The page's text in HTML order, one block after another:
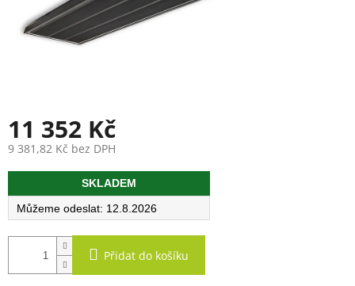
11 352 Kč
9 381,82 Kč bez DPH
Měrná
SKLADEM
12.8.2026
Přidat do košíku